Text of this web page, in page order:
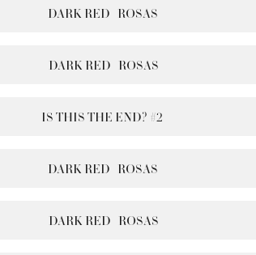
DARK RED   ROSAS
DARK RED   ROSAS
IS THIS THE END? #2
DARK RED   ROSAS
DARK RED   ROSAS